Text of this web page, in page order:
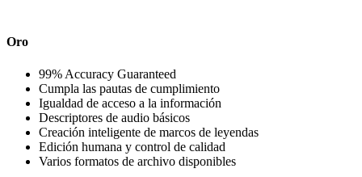
Oro
99% Accuracy Guaranteed
Cumpla las pautas de cumplimiento
Igualdad de acceso a la información
Descriptores de audio básicos
Creación inteligente de marcos de leyendas
Edición humana y control de calidad
Varios formatos de archivo disponibles